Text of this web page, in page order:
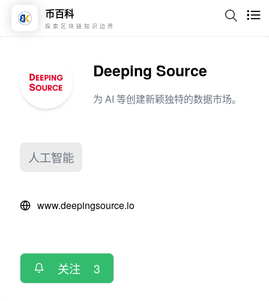
币百科
探索区块链知识边界
Deeping Source
为 AI 等创建新颖独特的数据市场。
人工智能
www.deepingsource.io
关注 3